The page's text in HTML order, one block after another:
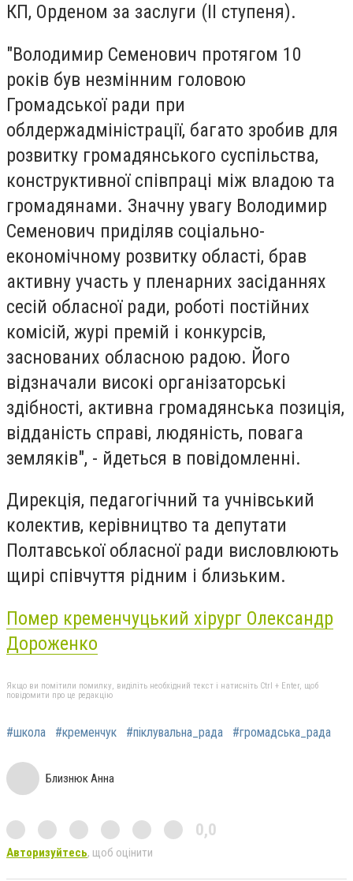
КП, Орденом за заслуги (ІІ ступеня).
"Володимир Семенович протягом 10
років був незмінним головою
Громадської ради при
облдержадміністрації, багато зробив для
розвитку громадянського суспільства,
конструктивної співпраці між владою та
громадянами. Значну увагу Володимир
Семенович приділяв соціально-
економічному розвитку області, брав
активну участь у пленарних засіданнях
сесій обласної ради, роботі постійних
комісій, журі премій і конкурсів,
заснованих обласною радою. Його
відзначали високі організаторські
здібності, активна громадянська позиція,
відданість справі, людяність, повага
земляків", - йдеться в повідомленні.
Дирекція, педагогічний та учнівський
колектив, керівництво та депутати
Полтавської обласної ради висловлюють
щирі співчуття рідним і близьким.
Помер кременчуцький хірург Олександр
Дороженко
Якщо ви помітили помилку, виділіть необхідний текст і натисніть Ctrl + Enter, щоб
повідомити про це редакцію
#школа #кременчук #піклувальна_рада #громадська_рада
Близнюк Анна
0,0
Авторизуйтесь, щоб оцінити